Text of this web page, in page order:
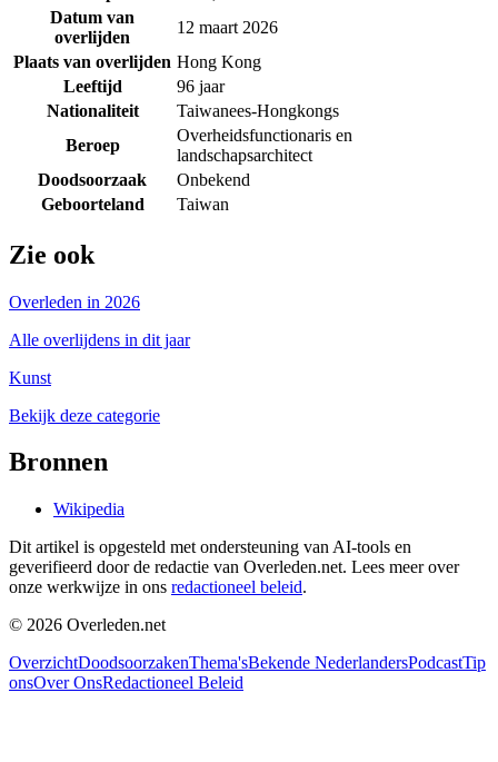
Datum van
overlijden
12 maart 2026
Plaats van overlijden Hong Kong
Leeftijd
96 jaar
Nationaliteit
Taiwanees-Hongkongs
Beroep
Overheidsfunctionaris en
landschapsarchitect
Doodsoorzaak
Onbekend
Geboorteland
Taiwan
Zie ook
Overleden in 2026
Alle overlijdens in dit jaar
Kunst
Bekijk deze categorie
Bronnen
Wikipedia
Dit artikel is opgesteld met ondersteuning van AI-tools en
geverifieerd door de redactie van Overleden.net. Lees meer over
onze werkwijze in ons redactioneel beleid.
© 2026 Overleden.net
OverzichtDoodsoorzakenThema'sBekende NederlandersPodcastTip
onsOver OnsRedactioneel Beleid